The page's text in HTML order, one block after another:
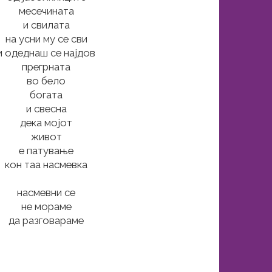
месечината
и свилата
на усни му се сви
одеднаш се најдов
прегрната
во бело
богата
и свесна
дека мојот
живот
е патување
кон таа насмевка
насмевни се
не мораме
да разговараме